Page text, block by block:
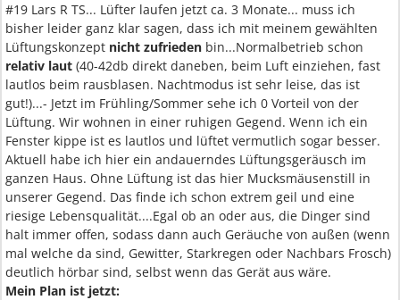
#19 Lars R TS... Lüfter laufen jetzt ca. 3 Monate... muss ich
bisher leider ganz klar sagen, dass ich mit meinem gewählten
Lüftungskonzept nicht zufrieden bin...Normalbetrieb schon
relativ laut (40-42db direkt daneben, beim Luft einziehen, fast
lautlos beim rausblasen. Nachtmodus ist sehr leise, das ist
gut!)...- Jetzt im Frühling/Sommer sehe ich 0 Vorteil von der
Lüftung. Wir wohnen in einer ruhigen Gegend. Wenn ich ein
Fenster kippe ist es lautlos und lüftet vermutlich sogar besser.
Aktuell habe ich hier ein andauerndes Lüftungsgeräusch im
ganzen Haus. Ohne Lüftung ist das hier Mucksmäusenstill in
unserer Gegend. Das finde ich schon extrem geil und eine
riesige Lebensqualität....Egal ob an oder aus, die Dinger sind
halt immer offen, sodass dann auch Geräuche von außen (wenn
mal welche da sind, Gewitter, Starkregen oder Nachbars Frosch)
deutlich hörbar sind, selbst wenn das Gerät aus wäre.
Mein Plan ist jetzt: